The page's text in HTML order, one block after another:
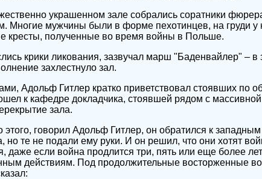
украшенном зале собрались соратники
Многие мужчины были в форме пехотинцев, на груди у
кресты, полученные во время войны в Польше.
крики ликования, зазвучал марш "Баденвайлер" –
захлестнуло зал.
Адольф Гитлер кратко приветствовал стоявших по
к кафедре докладчика, стоявшей рядом с
зала.
этого, говорил Адольф Гитлер, он обратился к
но те не подали ему руки. И он решил, что они хотят
даже если война продлится три, пять или еще более
действиям. Под продолжительные восторженные